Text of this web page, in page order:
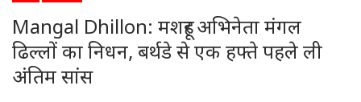
Mangal Dhillon: मशहूर अभिनेता मंगल
ढिल्लों का निधन, बर्थडे से एक हफ्ते पहले ली
अंतिम सांस